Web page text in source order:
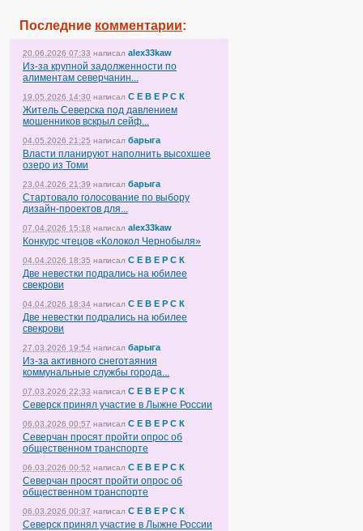
Последние комментарии:
20.06.2026 07:33 написал alex33kaw
Из-за крупной задолженности по
алиментам северчанин...
19.05.2026 14:30 написал С Е В Е Р С К
Житель Северска под давлением
мошенников вскрыл сейф...
04.05.2026 21:25 написал барыга
Власти планируют наполнить высохшее
озеро из Томи
23.04.2026 21:39 написал барыга
Стартовало голосование по выбору
дизайн-проектов для...
07.04.2026 15:18 написал alex33kaw
Конкурс чтецов «Колокол Чернобыля»
04.04.2026 18:35 написал С Е В Е Р С К
Две невестки подрались на юбилее
свекрови
04.04.2026 18:34 написал С Е В Е Р С К
Две невестки подрались на юбилее
свекрови
27.03.2026 19:54 написал барыга
Из-за активного снеготаяния
коммунальные службы города...
07.03.2026 22:33 написал С Е В Е Р С К
Северск принял участие в Лыжне России
06.03.2026 00:57 написал С Е В Е Р С К
Северчан просят пройти опрос об
общественном транспорте
06.03.2026 00:52 написал С Е В Е Р С К
Северчан просят пройти опрос об
общественном транспорте
06.03.2026 00:37 написал С Е В Е Р С К
Северск принял участие в Лыжне России